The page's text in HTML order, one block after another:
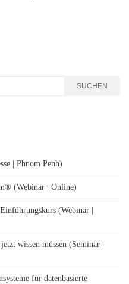
SUCHEN
| Phnom Penh)
(Webinar | Online)
(Webinar |
wissen müssen (Seminar |
für datenbasierte